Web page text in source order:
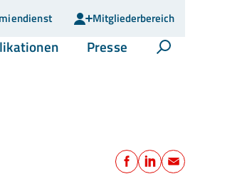
Mitgliederbereich
(current)Presse (current)Suche öffnen
Teilen
Facebook
LinkedIn
E-Mail